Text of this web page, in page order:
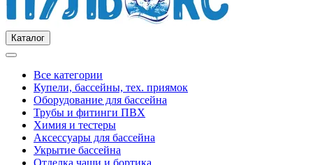
Каталог
Все категории
Купели, бассейны, тех. приямок
Оборудование для бассейна
Трубы и фитинги ПВХ
Химия и тестеры
Аксессуары для бассейна
Укрытие бассейна
Отделка чаши и бортика